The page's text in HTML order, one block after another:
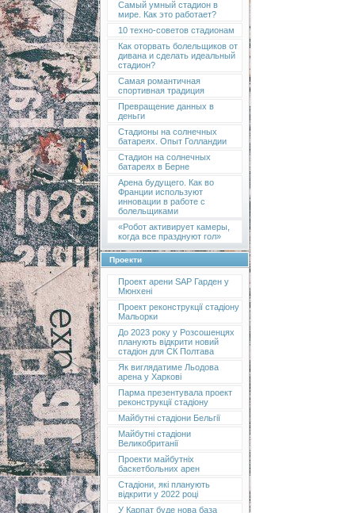
Самый умный стадион в
мире. Как это работает?
10 техно-советов стадионам
Как оторвать болельщиков от
дивана и сделать идеальный
стадион?
Самая романтичная
спортивная традиция
Превращение данных в
деньги
Стадионы на солнечных
батареях. Опыт Голландии
Стадион на солнечных
батареях в Берне
Арена будущего. Как во
Франции используют
инновации в работе с
болельщиками
«Робот активирует камеры,
когда все празднуют гол»
Проекти
Проект арени SAP Гарден у
Мюнхені
Проект реконструкції стадіону
Мальорки
До 2023 року у Розсошенцях
планують відкрити новий
стадіон для СК Полтава
Як виглядатиме Льодова
арена у Харкові
Парма презентувала проект
реконструкції стадіону
Майбутні стадіони Бельгії
Майбутні стадіони
Великобританії
Проекти майбутніх
баскетбольних арен
Стадіони, які планують
відкрити у 2022 році
У Карпат буде нова база